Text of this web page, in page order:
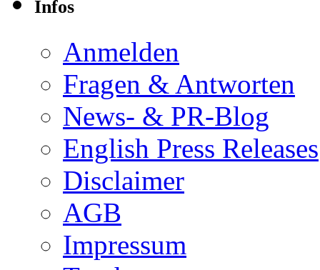
Infos
Anmelden
Fragen & Antworten
News- & PR-Blog
English Press Releases
Disclaimer
AGB
Impressum